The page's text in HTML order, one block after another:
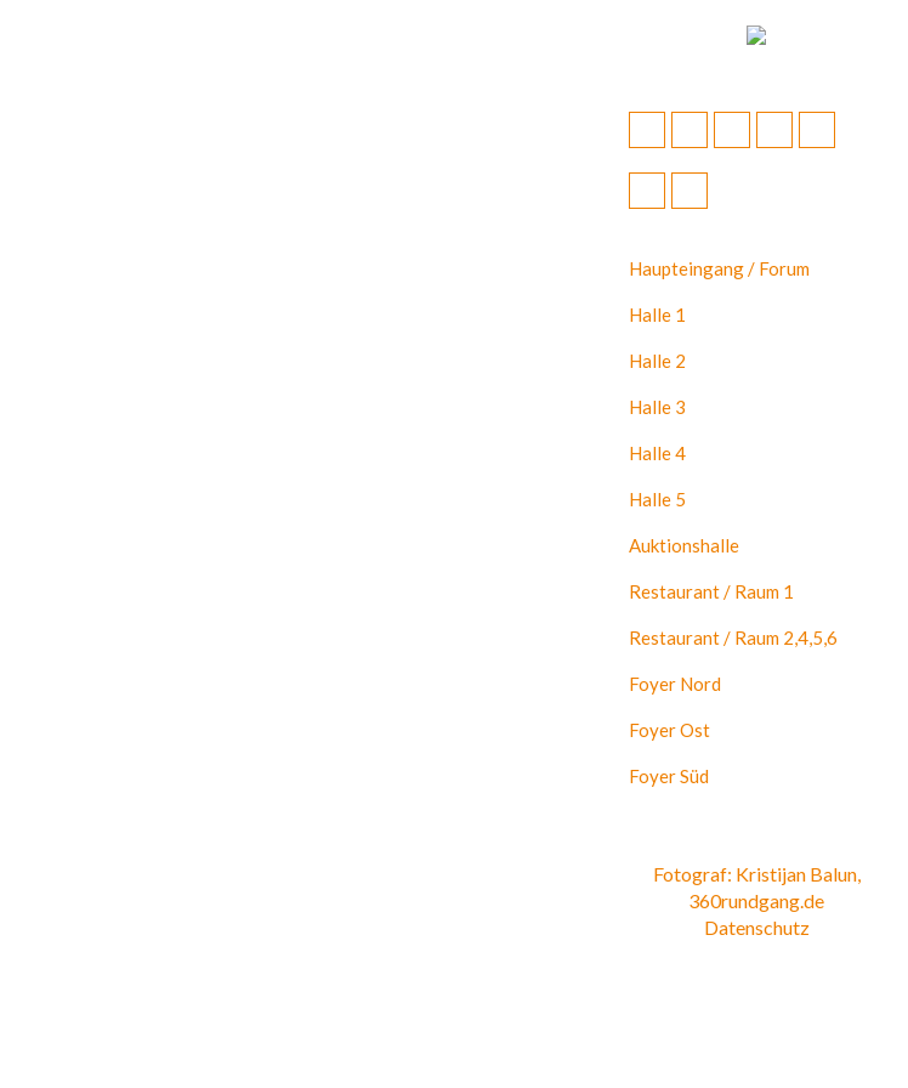
Haupteingang / Forum
Halle 1
Halle 2
Halle 3
Halle 4
Halle 5
Auktionshalle
Restaurant / Raum 1
Restaurant / Raum 2,4,5,6
Foyer Nord
Foyer Ost
Foyer Süd
Fotograf: Kristijan Balun,
360rundgang.de
Datenschutz